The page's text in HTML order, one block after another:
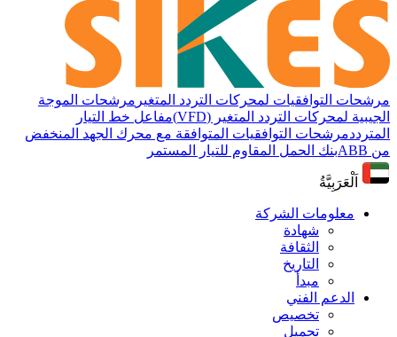
مرشحات التوافقيات لمحركات التردد المتغير مرشحات الموجة
الجيبية لمحركات التردد المتغير (VFD)
مفاعل خط التيار
المترددمرشحات التوافقيات المتوافقة مع محرك الجهد المنخفض
من ABB
بنك الحمل المقاوم للتيار المستمر
اَلْعَرَبِيَّةُ
معلومات الشركة
شهادة
الثقافة
التاريخ
مبدأ
الدعم الفني
تخصيص
تحميل